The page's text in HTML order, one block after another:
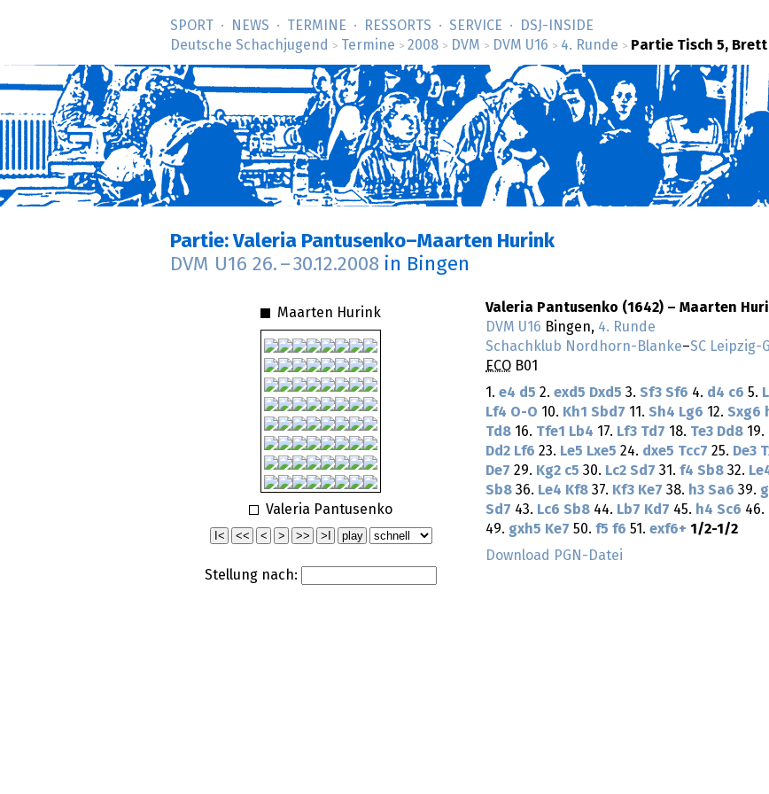
SPORT NEWS TERMINE RESSORTS SERVICE
DSJ-­INSIDE
Deutsche Schachjugend
> Termine > 2008 > DVM > DVM U16 > 4. Runde > Partie Tisch 5, Brett
Partie: Valeria Pantusenko–Maarten Hurink
DVM U16 26. –30.12.2008 in Bingen
Maarten Hurink
Valeria Pantusenko
Stellung nach:
Valeria Pantusenko (1642) – Maarten
DVM U16 Bingen, 4. Runde
Schachklub Nordhorn-Blanke–SC Leipzig-
ECO B01
1. e4 d5 2. exd5 Dxd5 3. Sf3 Sf6 4. d4 c6 5.
Lf4 O-O 10. Kh1 Sbd7 11. Sh4 Lg6 12. Sxg6
Td8 16. Tfe1 Lb4 17. Lf3 Td7 18. Te3 Dd8 19.
Dd2 Lf6 23. Le5 Lxe5 24. dxe5 Tcc7 25. De3
De7 29. Kg2 c5 30. Lc2 Sd7 31. f4 Sb8 32.
Sb8 36. Le4 Kf8 37. Kf3 Ke7 38. h3 Sa6 39.
Sd7 43. Lc6 Sb8 44. Lb7 Kd7 45. h4 Sc6 46.
49. gxh5 Ke7 50. f5 f6 51. exf6+ 1/2-1/2
Download PGN-Datei